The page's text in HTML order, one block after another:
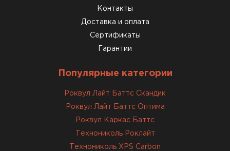
Контакты
Доставка и оплата
Сертификаты
Гарантии
Популярные категории
Роквул Лайт Баттс Скандик
Роквул Лайт Баттс Оптима
Роквул Каркас Баттс
Технониколь Роклайт
Технониколь XPS Carbon